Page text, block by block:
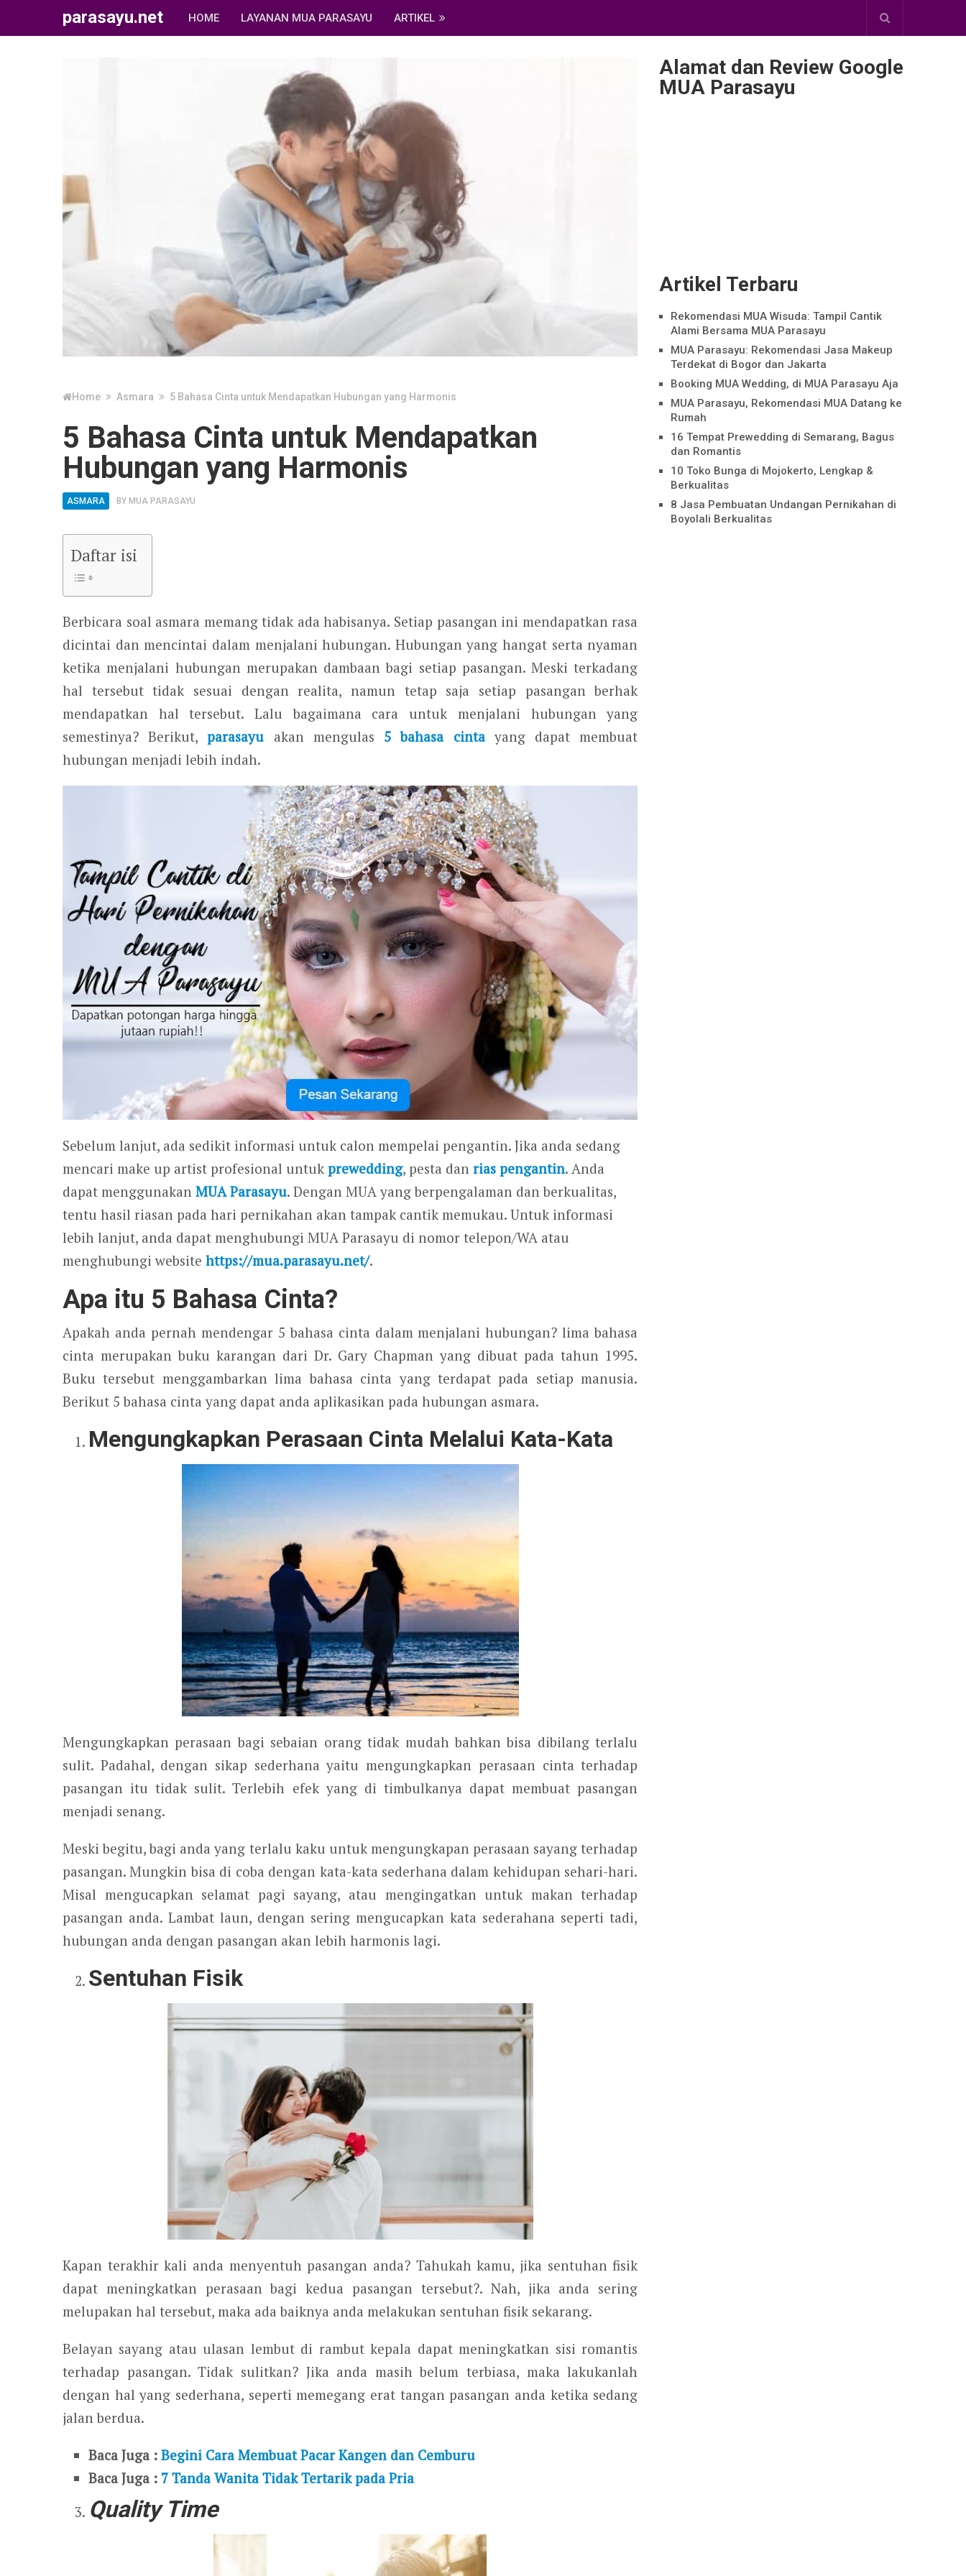
parasayu.net HOME LAYANAN MUA PARASAYU ARTIKEL
Home Asmara 5 Bahasa Cinta untuk Mendapatkan Hubungan yang Harmonis
5 Bahasa Cinta untuk Mendapatkan
Hubungan yang Harmonis
ASMARA BY MUA PARASAYU
Daftar isi
Berbicara soal asmara memang tidak ada habisanya. Setiap pasangan ini mendapatkan rasa
dicintai dan mencintai dalam menjalani hubungan. Hubungan yang hangat serta nyaman
ketika menjalani hubungan merupakan dambaan bagi setiap pasangan. Meski terkadang
hal tersebut tidak sesuai dengan realita, namun tetap saja setiap pasangan berhak
mendapatkan hal tersebut. Lalu bagaimana cara untuk menjalani hubungan yang
semestinya? Berikut,parasayu akan mengulas 5 bahasa cintayang dapat membuat
hubungan menjadi lebih indah.
Sebelum lanjut, ada sedikit informasi untuk calon mempelai pengantin. Jika anda sedang
mencari make up artist profesional untuk prewedding, pesta dan rias pengantin. Anda
dapat menggunakan MUA Parasayu. Dengan MUA yang berpengalaman dan berkualitas,
tentu hasil riasan pada hari pernikahan akan tampak cantik memukau. Untuk informasi
lebih lanjut, anda dapat menghubungi MUA Parasayu di nomor telepon/WA atau
menghubungi website https://mua.parasayu.net/.
Apa itu 5 Bahasa Cinta?
Apakah anda pernah mendengar 5 bahasa cinta dalam menjalani hubungan? lima bahasa
cinta merupakan buku karangan dari Dr. Gary Chapman yang dibuat pada tahun 1995.
Buku tersebut menggambarkan lima bahasa cinta yang terdapat pada setiap manusia.
Berikut 5 bahasa cinta yang dapat anda aplikasikan pada hubungan asmara.
Mengungkapkan Perasaan Cinta Melalui Kata-Kata
Mengungkapkan perasaan bagi sebaian orang tidak mudah bahkan bisa dibilang terlalu
sulit. Padahal, dengan sikap sederhana yaitu mengungkapkan perasaan cinta terhadap
pasangan itu tidak sulit. Terlebih efek yang di timbulkanya dapat membuat pasangan
menjadi senang.
Meski begitu, bagi anda yang terlalu kaku untuk mengungkapan perasaan sayang terhadap
pasangan. Mungkin bisa di coba dengan kata-kata sederhana dalam kehidupan sehari-hari.
Misal mengucapkan selamat pagi sayang, atau mengingatkan untuk makan terhadap
pasangan anda. Lambat laun, dengan sering mengucapkan kata sederahana seperti tadi,
hubungan anda dengan pasangan akan lebih harmonis lagi.
Sentuhan Fisik
Kapan terakhir kali anda menyentuh pasangan anda? Tahukah kamu, jika sentuhan fisik
dapat meningkatkan perasaan bagi kedua pasangan tersebut?. Nah, jika anda sering
melupakan hal tersebut, maka ada baiknya anda melakukan sentuhan fisik sekarang.
Belayan sayang atau ulasan lembut di rambut kepala dapat meningkatkan sisi romantis
terhadap pasangan. Tidak sulitkan? Jika anda masih belum terbiasa, maka lakukanlah
dengan hal yang sederhana, seperti memegang erat tangan pasangan anda ketika sedang
jalan berdua.
Baca Juga :Begini Cara Membuat Pacar Kangen dan Cemburu
Baca Juga : 7 Tanda Wanita Tidak Tertarik pada Pria
Quality Time
Alamat dan Review Google
MUA Parasayu
Artikel Terbaru
Rekomendasi MUA Wisuda: Tampil Cantik
Alami Bersama MUA Parasayu
MUA Parasayu: Rekomendasi Jasa Makeup
Terdekat di Bogor dan Jakarta
Booking MUA Wedding, di MUA Parasayu Aja
MUA Parasayu, Rekomendasi MUA Datang ke
Rumah
16 Tempat Prewedding di Semarang, Bagus
dan Romantis
10 Toko Bunga di Mojokerto, Lengkap &
Berkualitas
8 Jasa Pembuatan Undangan Pernikahan di
Boyolali Berkualitas